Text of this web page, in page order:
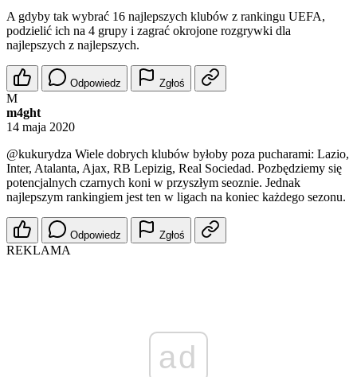
A gdyby tak wybrać 16 najlepszych klubów z rankingu UEFA,
podzielić ich na 4 grupy i zagrać okrojone rozgrywki dla
najlepszych z najlepszych.
Odpowiedz Zgłoś
M
m4ght
14 maja 2020
@kukurydza Wiele dobrych klubów byłoby poza pucharami: Lazio,
Inter, Atalanta, Ajax, RB Lepizig, Real Sociedad. Pozbędziemy się
potencjalnych czarnych koni w przyszłym seoznie. Jednak
najlepszym rankingiem jest ten w ligach na koniec każdego sezonu.
Odpowiedz Zgłoś
REKLAMA
ad